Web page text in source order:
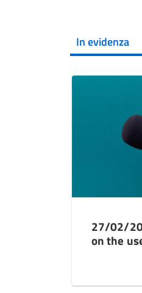
In evidenza
27/02/
on the